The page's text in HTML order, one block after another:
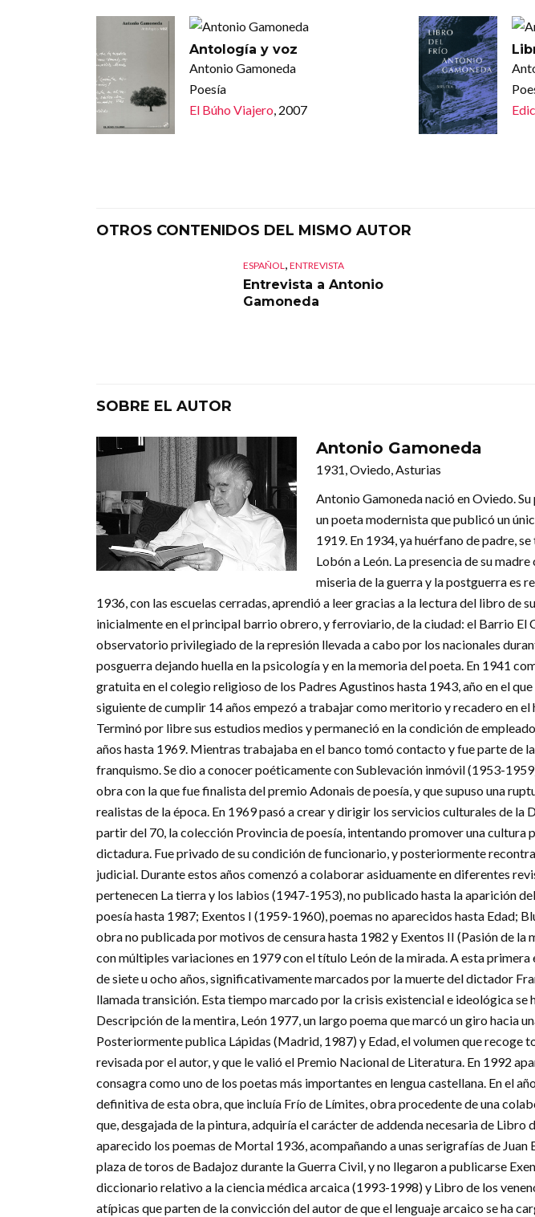
Antología y voz
Antonio Gamoneda
Poesía
El Búho Viajero, 2007
OTROS CONTENIDOS DEL MISMO AUTOR
ESPAÑOL, ENTREVISTA
Entrevista a Antonio
Gamoneda
SOBRE EL AUTOR
Antonio Gamoneda
1931, Oviedo, Asturias
Antonio Gamoneda nació en Oviedo.
un poeta modernista que publicó un
1919. En 1934, ya huérfano de padre,
Lobón a León. La presencia de su
miseria de la guerra y la postguerra es
1936, con las escuelas cerradas, aprendió a leer gracias a la lectura del libro de
inicialmente en el principal barrio obrero, y ferroviario, de la ciudad: el Barrio El
observatorio privilegiado de la represión llevada a cabo por los nacionales
posguerra dejando huella en la psicología y en la memoria del poeta. En 1941
gratuita en el colegio religioso de los Padres Agustinos hasta 1943, año en el
siguiente de cumplir 14 años empezó a trabajar como meritorio y recadero en
Terminó por libre sus estudios medios y permaneció en la condición de
años hasta 1969. Mientras trabajaba en el banco tomó contacto y fue parte de
franquismo. Se dio a conocer poéticamente con Sublevación inmóvil (1953-
obra con la que fue finalista del premio Adonais de poesía, y que supuso una
realistas de la época. En 1969 pasó a crear y dirigir los servicios culturales de la
partir del 70, la colección Provincia de poesía, intentando promover una cultura
dictadura. Fue privado de su condición de funcionario, y posteriormente
judicial. Durante estos años comenzó a colaborar asiduamente en diferentes
pertenecen La tierra y los labios (1947-1953), no publicado hasta la aparición
poesía hasta 1987; Exentos I (1959-1960), poemas no aparecidos hasta Edad;
obra no publicada por motivos de censura hasta 1982 y Exentos II (Pasión de
con múltiples variaciones en 1979 con el título León de la mirada. A esta
de siete u ocho años, significativamente marcados por la muerte del dictador
llamada transición. Esta tiempo marcado por la crisis existencial e ideológica se
Descripción de la mentira, León 1977, un largo poema que marcó un giro hacia
Posteriormente publica Lápidas (Madrid, 1987) y Edad, el volumen que recoge
revisada por el autor, y que le valió el Premio Nacional de Literatura. En 1992
consagra como uno de los poetas más importantes en lengua castellana. En el
definitiva de esta obra, que incluía Frío de Límites, obra procedente de una
que, desgajada de la pintura, adquiría el carácter de addenda necesaria de Libro
aparecido los poemas de Mortal 1936, acompañando a unas serigrafías de Juan
plaza de toros de Badajoz durante la Guerra Civil, y no llegaron a publicarse
diccionario relativo a la ciencia médica arcaica (1993-1998) y Libro de los
atípicas que parten de la convicción del autor de que el lenguaje arcaico se ha